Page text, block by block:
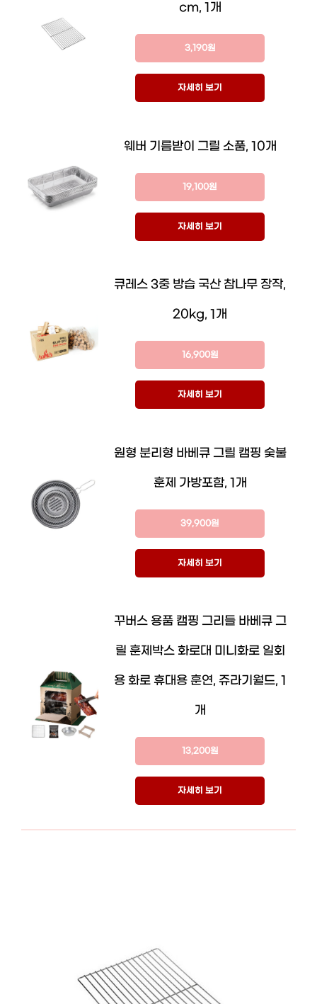
cm, 1개
3,190원
자세히 보기
웨버 기름받이 그릴 소품, 10개
19,100원
자세히 보기
큐레스 3중 방습 국산 참나무 장작,
20kg, 1개
16,900원
자세히 보기
원형 분리형 바베큐 그릴 캠핑 숯불
훈제 가방포함, 1개
39,900원
자세히 보기
꾸버스 용품 캠핑 그리들 바베큐 그
릴 훈제박스 화로대 미니화로 일회
용 화로 휴대용 훈연, 쥬라기월드, 1
개
13,200원
자세히 보기